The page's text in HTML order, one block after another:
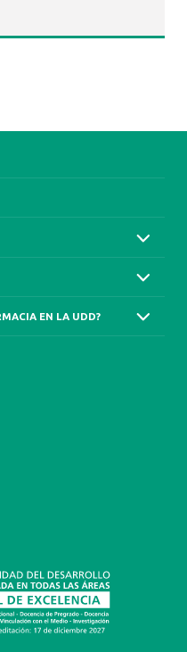
EN LA UDD?